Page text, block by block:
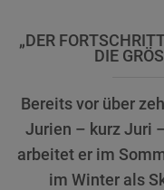
„DER
DIE
Bereits vor über
Jurien – kurz Juri
arbeitet er im
im Winter als